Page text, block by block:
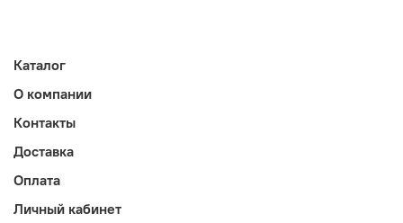
Каталог
О компании
Контакты
Доставка
Оплата
Личный кабинет